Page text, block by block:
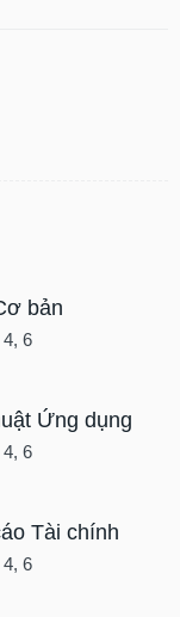
bản
6
Ứng dụng
6
Tài chính
6